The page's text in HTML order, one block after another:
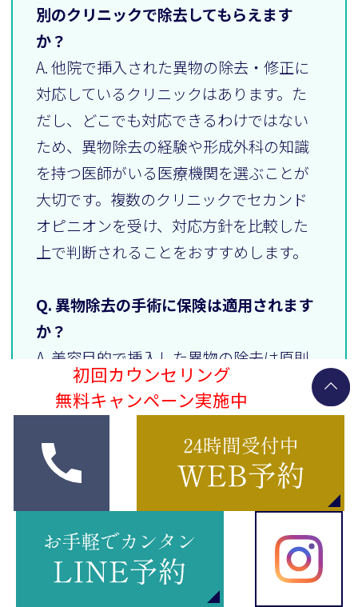
別のクリニックで除去してもらえます
か？
A. 他院で挿入された異物の除去・修正に
対応しているクリニックはあります。た
だし、どこでも対応できるわけではない
ため、異物除去の経験や形成外科の知識
を持つ医師がいる医療機関を選ぶことが
大切です。複数のクリニックでセカンド
オピニオンを受け、対応方針を比較した
上で判断されることをおすすめします。
Q. 異物除去の手術に保険は適用されます
か？
A. 美容目的で挿入した異物の除去は原則
として自費診療です。詳しくは受診予定
の医療機関に直接お問い合わせくださ
参考文献
初回カウンセリング
無料キャンペーン実施中